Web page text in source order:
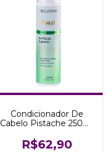
Condicionador De
Cabelo Pistache 250ml
R$62,90